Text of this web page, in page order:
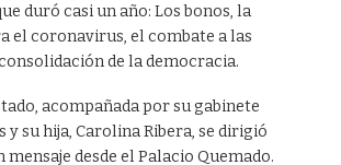
duró casi un año: Los bonos, la
el coronavirus, el combate a las
de la democracia.
acompañada por su gabinete
y su hija, Carolina Ribera, se dirigió
mensaje desde el Palacio Quemado.